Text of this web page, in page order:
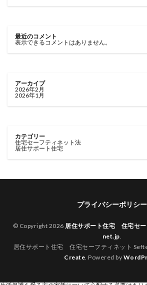
最近のコメント
表示できるコメントはありません。
アーカイブ
2026年2月
2026年1月
カテゴリー
住宅セーフティネット法
居住サポート住宅
プライバシーポリシー
© Copyright 2026 居住サポート住宅 住宅セ
net.jp.
居住サポート住宅 住宅セーフティネット
Create. Powered by